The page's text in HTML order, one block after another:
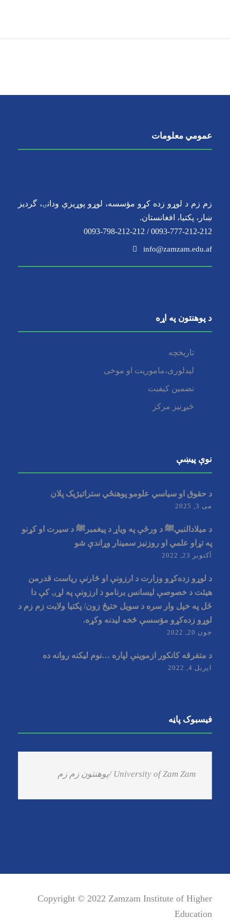
عمومي معلومات
زم زم د لوړو زده کړو مؤسسه، لوړو پوړیزې ودانۍ، گردیز
ښار، پکتیا، افغانستان.
0093-777-212-212 / 0093-798-212-212
info@zamzam.edu.af
د پوهنتون په اړه
تاریخچه
لیدلوری،ماموریت او موخی
تضمین کیفیت
څیړنیز مرکز
نوې پیښې
د حقوق او سیاسي علومو پوهنځي ستراتیژيک پلان
می 3, 2025
د میلادالنبيﷺ د ورځې په وياړ د پیغمبرﷺ د سیرت او کړنو
په تړاو علمي او روزنيز سمينار وړاندې شو
آکتوبر 23, 2022
د لوړو زده‌کړو وزارت د ارزونې او څارنې ریاست قدرمن
هیئت د خصوصې ليسانس برنامو د ارزونې په لړۍ کې دا
ځل په خپل وار سره د سویل ختیځ زون/ پکتیا ولایت زم زم د
لوړو زده‌کړو مؤسسې څخه لیدنه وکړه.
جون 20, 2022
د متفرقه کانکور ازموینې لپاره …نوم لیکنه روانه ده
اپریل 4, 2022
فیسبوک پاڼه
Copyright © 2022 Zamzam Institute of Higher
Education